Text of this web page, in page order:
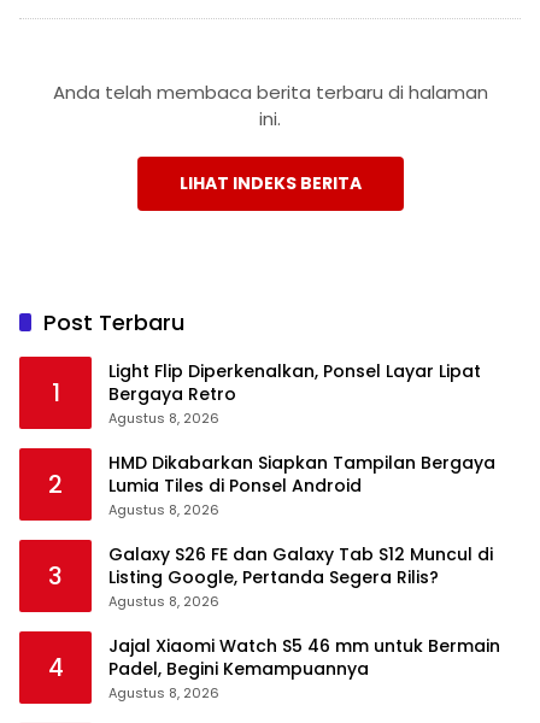
Anda telah membaca berita terbaru di halaman
ini.
LIHAT INDEKS BERITA
Post Terbaru
1
Light Flip Diperkenalkan, Ponsel Layar Lipat
Bergaya Retro
Agustus 8, 2026
2
HMD Dikabarkan Siapkan Tampilan Bergaya
Lumia Tiles di Ponsel Android
Agustus 8, 2026
3
Galaxy S26 FE dan Galaxy Tab S12 Muncul di
Listing Google, Pertanda Segera Rilis?
Agustus 8, 2026
4
Jajal Xiaomi Watch S5 46 mm untuk Bermain
Padel, Begini Kemampuannya
Agustus 8, 2026